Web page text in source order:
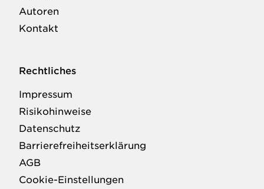
Autoren
Kontakt
Rechtliches
Impressum
Risikohinweise
Datenschutz
Barrierefreiheitserklärung
AGB
Cookie-Einstellungen